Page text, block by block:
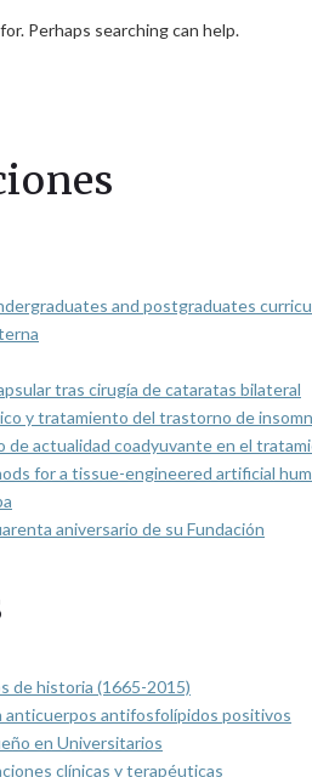
Perhaps searching can help.
and postgraduates
tras cirugía de cataratas bilateral
y tratamiento del trastorno de
de actualidad coadyuvante en el
for a tissue-engineered artificial
aniversario de su Fundación
de historia (1665-2015)
anticuerpos antifosfolípidos positivos
en Universitarios
clínicas y terapéuticas